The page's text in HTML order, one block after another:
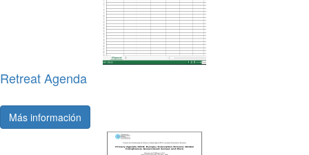
Retreat Agenda
Más información